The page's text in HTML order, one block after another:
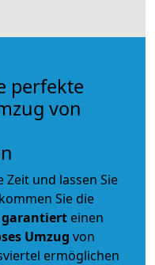
perfekte
von
Zeit und lassen Sie
Sie die
garantiert einen
Umzug von
ermöglichen